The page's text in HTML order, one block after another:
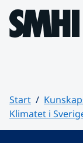
Hoppa till sidans
Start
Klimatet i